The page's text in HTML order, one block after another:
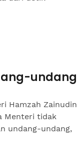
undang
Hamzah Zainudin
Menteri tidak
undang-undang,